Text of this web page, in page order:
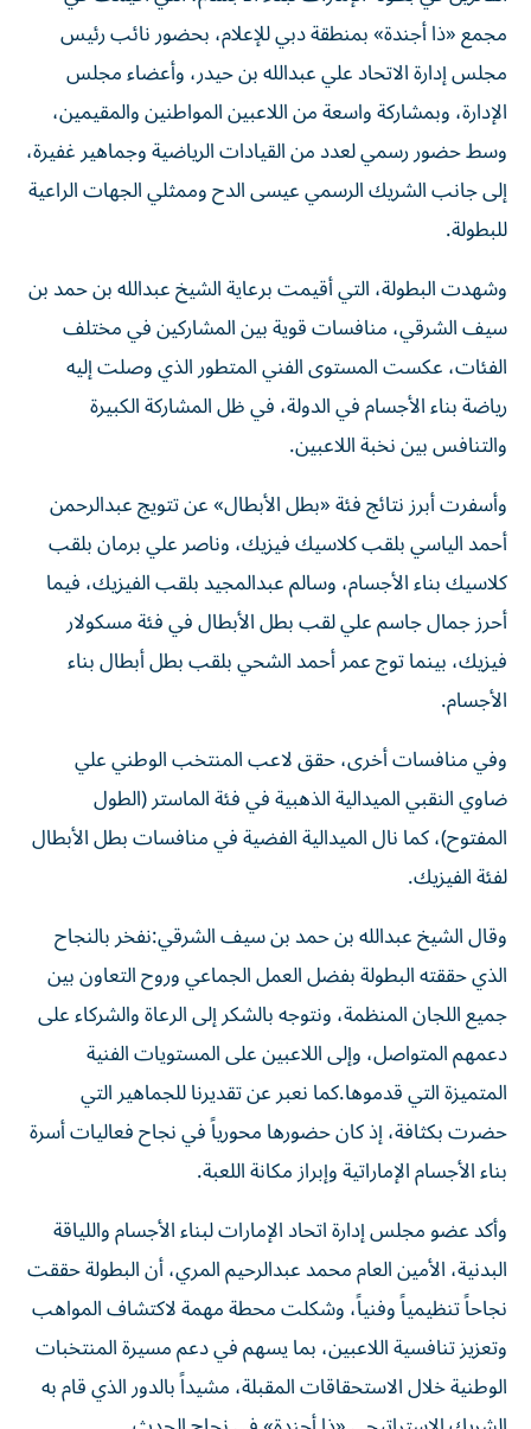
مجمع «ذا أجندة» بمنطقة دبي للإعلام، بحضور نائب رئيس
مجلس إدارة الاتحاد علي عبدالله بن حيدر، وأعضاء مجلس
الإدارة، وبمشاركة واسعة من اللاعبين المواطنين والمقيمين،
وسط حضور رسمي لعدد من القيادات الرياضية وجماهير غفيرة،
إلى جانب الشريك الرسمي عيسى الدح وممثلي الجهات الراعية
للبطولة.
وشهدت البطولة، التي أقيمت برعاية الشيخ عبدالله بن حمد بن
سيف الشرقي، منافسات قوية بين المشاركين في مختلف
الفئات، عكست المستوى الفني المتطور الذي وصلت إليه
رياضة بناء الأجسام في الدولة، في ظل المشاركة الكبيرة
والتنافس بين نخبة اللاعبين.
وأسفرت أبرز نتائج فئة «بطل الأبطال» عن تتويج عبدالرحمن
أحمد الياسي بلقب كلاسيك فيزيك، وناصر علي برمان بلقب
كلاسيك بناء الأجسام، وسالم عبدالمجيد بلقب الفيزيك، فيما
أحرز جمال جاسم علي لقب بطل الأبطال في فئة مسكولار
فيزيك، بينما توج عمر أحمد الشحي بلقب بطل أبطال بناء
الأجسام.
وفي منافسات أخرى، حقق لاعب المنتخب الوطني علي
ضاوي النقبي الميدالية الذهبية في فئة الماستر (الطول
المفتوح)، كما نال الميدالية الفضية في منافسات بطل الأبطال
لفئة الفيزيك.
وقال الشيخ عبدالله بن حمد بن سيف الشرقي:نفخر بالنجاح
الذي حققته البطولة بفضل العمل الجماعي وروح التعاون بين
جميع اللجان المنظمة، ونتوجه بالشكر إلى الرعاة والشركاء على
دعمهم المتواصل، وإلى اللاعبين على المستويات الفنية
المتميزة التي قدموها.كما نعبر عن تقديرنا للجماهير التي
حضرت بكثافة، إذ كان حضورها محورياً في نجاح فعاليات أسرة
بناء الأجسام الإماراتية وإبراز مكانة اللعبة.
وأكد عضو مجلس إدارة اتحاد الإمارات لبناء الأجسام واللياقة
البدنية، الأمين العام محمد عبدالرحيم المري، أن البطولة حققت
نجاحاً تنظيمياً وفنياً، وشكلت محطة مهمة لاكتشاف المواهب
وتعزيز تنافسية اللاعبين، بما يسهم في دعم مسيرة المنتخبات
الوطنية خلال الاستحقاقات المقبلة، مشيداً بالدور الذي قام به